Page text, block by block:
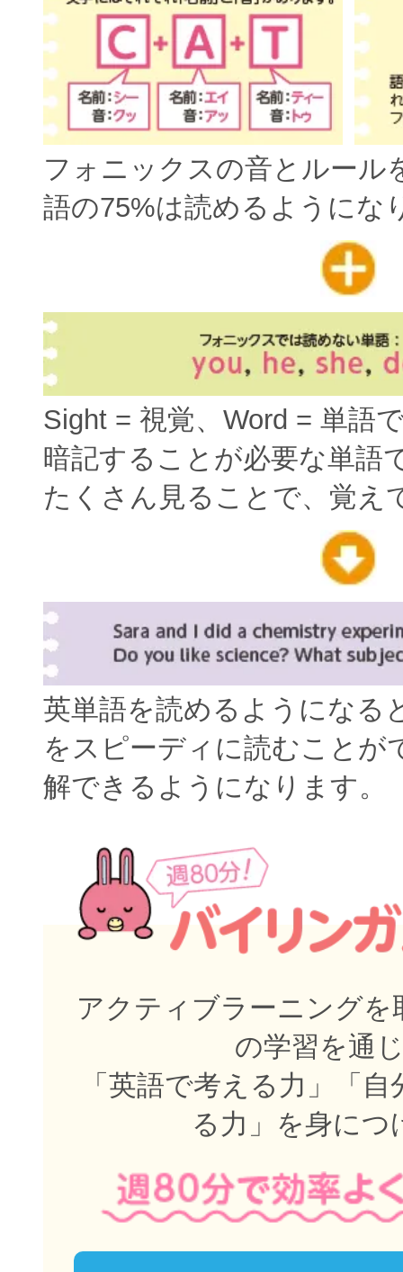
フォニックスの音とルール
語の75%は読めるようにな
Sight = 視覚、Word = 単語
暗記することが必要な単語
たくさん見ることで、覚え
英単語を読めるようになる
をスピーディに読むことが
解できるようになります。
アクティブラーニングを
の学習を通
「英語で考える力」「
る力」を身につ